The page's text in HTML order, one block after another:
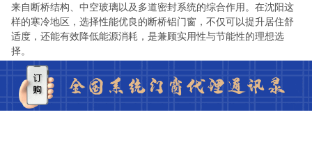
来自断桥结构、中空玻璃以及多道密封系统的综合作用。在沈阳这
样的寒冷地区，选择性能优良的断桥铝门窗，不仅可以提升居住舒
适度，还能有效降低能源消耗，是兼顾实用性与节能性的理想选
择。
查看全文